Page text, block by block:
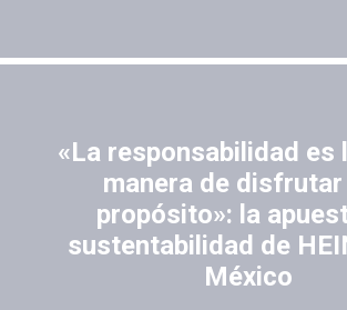
«La responsabilidad es
manera de
propósito»: la
sustentabilidad de
México